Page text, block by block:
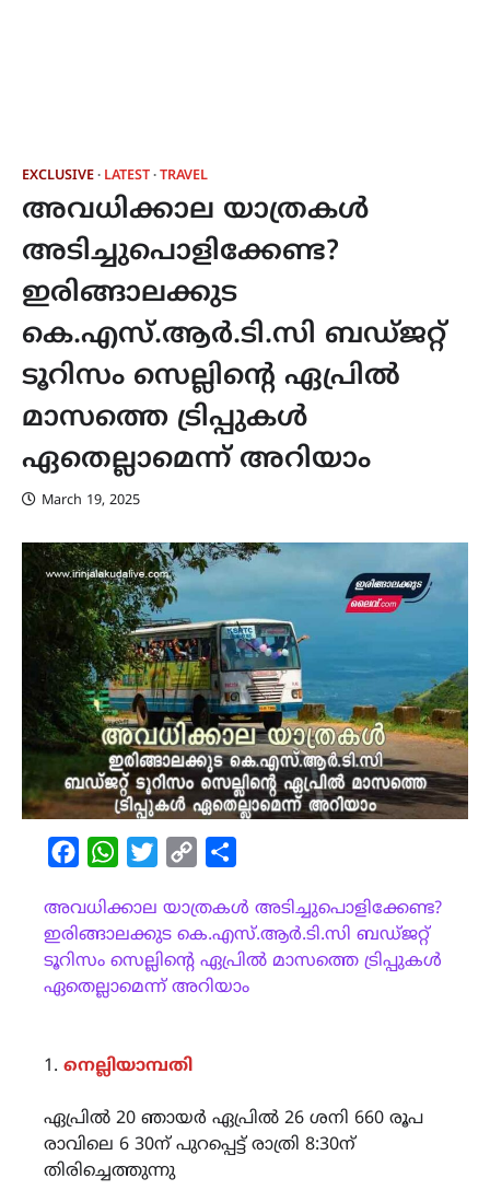
EXCLUSIVE LATEST TRAVEL
അവധിക്കാല യാത്രകൾ
അടിച്ചുപൊളിക്കേണ്ട?
ഇരിങ്ങാലക്കുട
കെ.എസ്.ആർ.ടി.സി ബഡ്ജറ്റ്
ടൂറിസം സെല്ലിന്റെ ഏപ്രിൽ
മാസത്തെ ട്രിപ്പുകൾ
ഏതെല്ലാമെന്ന് അറിയാം
March 19, 2025
FacebookWhatsAppTwitterCopy
അവധിക്കാല യാത്രകൾ അടിച്ചുപൊളിക്കേണ്ട?
ഇരിങ്ങാലക്കുട കെ.എസ്.ആർ.ടി.സി ബഡ്ജറ്റ്
ടൂറിസം സെല്ലിന്റെ ഏപ്രിൽ മാസത്തെ ട്രിപ്പുകൾ
ഏതെല്ലാമെന്ന് അറിയാം
1. നെല്ലിയാമ്പതി
ഏപ്രിൽ 20 ഞായർ ഏപ്രിൽ 26 ശനി 660 രൂപ
രാവിലെ 6 30ന് പുറപ്പെട്ട് രാത്രി 8:30ന്
തിരിച്ചെത്തുന്നു